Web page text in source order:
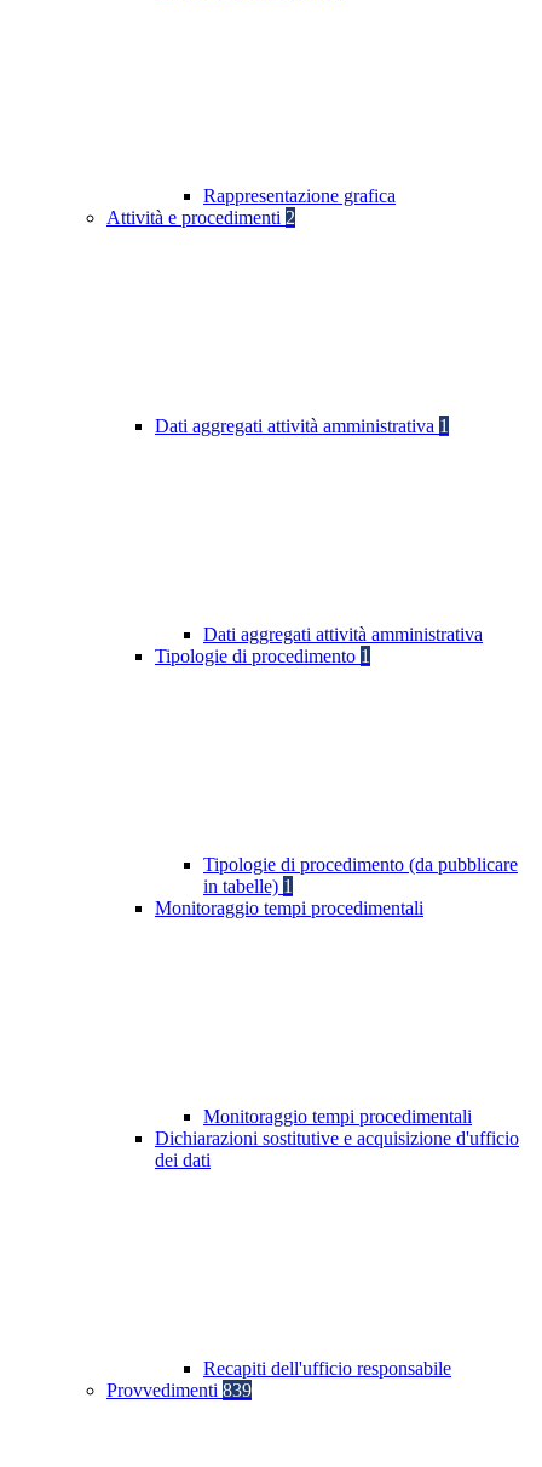
Rappresentazione grafica
Attività e procedimenti 2
Dati aggregati attività amministrativa 1
Dati aggregati attività amministrativa
Tipologie di procedimento 1
Tipologie di procedimento (da pubblicare
in tabelle) 1
Monitoraggio tempi procedimentali
Monitoraggio tempi procedimentali
Dichiarazioni sostitutive e acquisizione d'ufficio
dei dati
Recapiti dell'ufficio responsabile
Provvedimenti 839